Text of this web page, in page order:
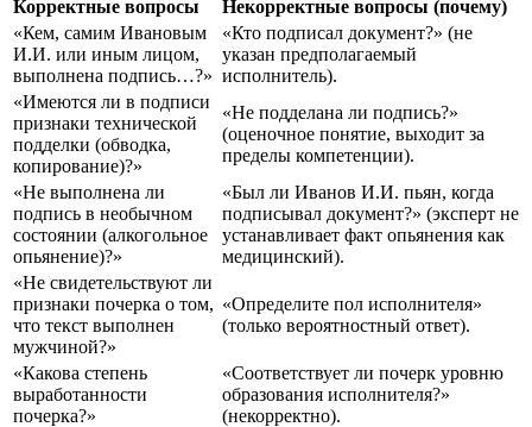
Корректные вопросы
Некорректные вопросы (почему)
«Кем, самим Ивановым
И.И. или иным лицом,
выполнена подпись…?»
«Кто подписал документ?» (не
указан предполагаемый
исполнитель).
«Имеются ли в подписи
признаки технической
подделки (обводка,
копирование)?»
«Не подделана ли подпись?»
(оценочное понятие, выходит за
пределы компетенции).
«Не выполнена ли
подпись в необычном
состоянии (алкогольное
опьянение)?»
«Был ли Иванов И.И. пьян, когда
подписывал документ?» (эксперт не
устанавливает факт опьянения как
медицинский).
«Не свидетельствуют ли
признаки почерка о том,
что текст выполнен
мужчиной?»
«Определите пол исполнителя»
(только вероятностный ответ).
«Какова степень
выработанности
почерка?»
«Соответствует ли почерк уровню
образования исполнителя?»
(некорректно).